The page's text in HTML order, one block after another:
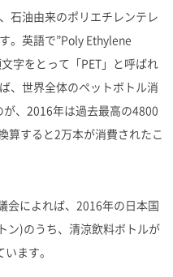
石油由来のポリエチレンテレ
。英語で”Poly Ethylene
字をとって「PET」と呼ばれ
、世界全体のペットボトル消
、2016年は過去最高の4800
算すると2万本が消費されたこ
会によれば、2016年の日本国
ン)のうち、清涼飲料ボトルが
ます。